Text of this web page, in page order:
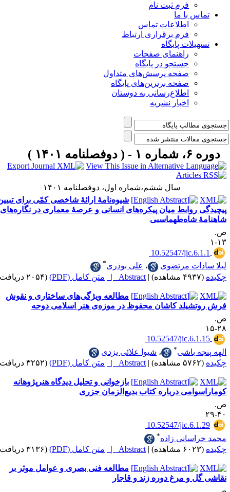
فرم ثبت نام
با ما
اطلاعات تماس
فرم برقراری ارتباط
پایگاه
راهنمای صفحات
جستجو در پایگاه
صفحه پرسش‌های متداول
صفحه برترین‌های پایگاه
اطلاع‌رسانی به دوستان
اخبار نشریه
سال ششم،شماره اول، دوفصلنامه ۱۴۰۱
شیوه‌نامۀ ارائۀ شاخصی کمّی برای تبیین
روابط میان پیکره‌های انسانی و عرصۀ معماری در نگاره‌های
شاه‌طهماسبی
10.52547/
مرتضوی
،علی بوذری
|
Abstract | متن کامل (PDF) (۲۰۵۴ دریافت)
مطالعه ویژگی‌های‌ ساختاری و نقوش
کاشان محفوظ در موزه‌ی هنر اسلامی دوحه
10.52547/
باشی
،شیوا علائی یزدی
|
Abstract | متن کامل (PDF) (۳۲۵۲ دریافت)
بازخوانی و تحلیل دیدگاه هنرپژوهانه
درباره کتاب بدیع‌الزمان جزری
10.52547/
زاده
|
Abstract | متن کامل (PDF) (۳۱۳۶ دریافت)
مطالعه فنی بصری و عوامل موثر بر
و مرغ دوره زند و قاجار